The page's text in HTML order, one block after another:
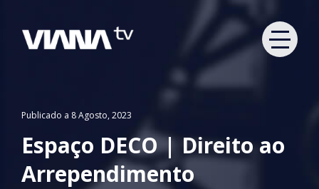
Publicado a 8 Agosto, 2023
Espaço DECO | Direito ao
Arrependimento